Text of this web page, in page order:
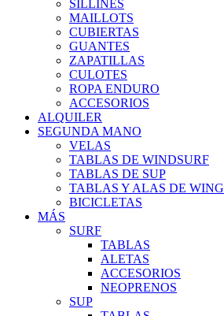
SILLINES
MAILLOTS
CUBIERTAS
GUANTES
ZAPATILLAS
CULOTES
ROPA ENDURO
ACCESORIOS
ALQUILER
SEGUNDA MANO
VELAS
TABLAS DE WINDSURF
TABLAS DE SUP
TABLAS Y ALAS DE WING
BICICLETAS
MÁS
SURF
TABLAS
ALETAS
ACCESORIOS
NEOPRENOS
SUP